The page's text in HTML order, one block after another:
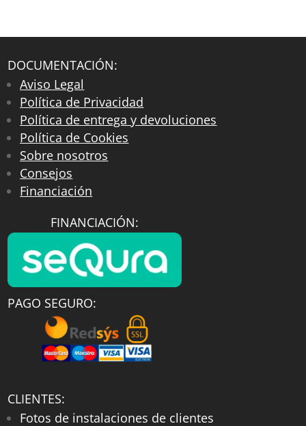
DOCUMENTACIÓN:
Aviso Legal
Política de Privacidad
Política de entrega y devoluciones
Política de Cookies
Sobre nosotros
Consejos
Financiación
FINANCIACIÓN:
PAGO SEGURO:
CLIENTES:
Fotos de instalaciones de clientes